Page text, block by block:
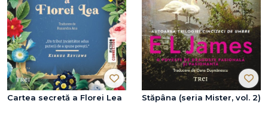
Cartea secretă a Florei Lea Stăpâna (seria Mister, vol. 2)